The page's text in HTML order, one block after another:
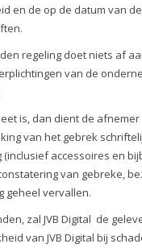
en de op de datum van
regeling doet niets af
van de
is, dan dient de
van het gebrek
accessoires en
van gebreke,
geheel vervallen.
zal JVB Digital de
van JVB Digital bij